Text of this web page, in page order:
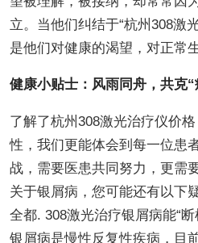
立。当他们纠结于“杭州308激
是他们对健康的渴望，对正常
健康小贴士：风雨同舟，共克“
了解了杭州308激光治疗仪价
性，我们更能体会到每一位患
战，需要医患共同努力，更需
关于银屑病，您可能还有以下
全都. 308激光治疗银屑病能“断
银屑病是慢性反复性疾病，目